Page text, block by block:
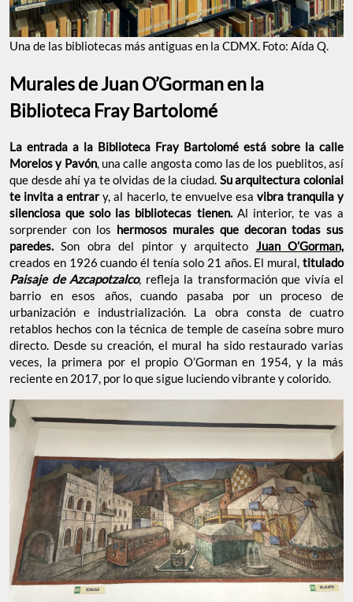
Una de las bibliotecas más antiguas en la CDMX. Foto: Aída Q.
Murales de Juan O’Gorman en la
Biblioteca Fray Bartolomé
La entrada a la Biblioteca Fray Bartolomé está sobre la calle
Morelos y Pavón, una calle angosta como las de los pueblitos, así
que desde ahí ya te olvidas de la ciudad. Su arquitectura colonial
te invita a entrary, al hacerlo, te envuelve esa vibra tranquila y
silenciosa que solo las bibliotecas tienen.Al interior, te vas a
sorprender con los hermosos murales que decoran todas sus
paredes. Son obra del pintor y arquitecto
Juan O’Gorman,
creados en 1926 cuando él tenía solo 21 años. El mural, titulado
Paisaje de Azcapotzalco, refleja la transformación que vivía el
barrio en esos años, cuando pasaba por un proceso de
urbanización e industrialización. La obra consta de cuatro
retablos hechos con la técnica de temple de caseína sobre muro
directo. Desde su creación, el mural ha sido restaurado varias
veces, la primera por el propio O’Gorman en 1954, y la más
reciente en 2017, por lo que sigue luciendo vibrante y colorido.